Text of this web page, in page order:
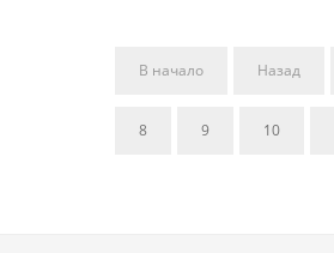
В начало Назад
8 9 10